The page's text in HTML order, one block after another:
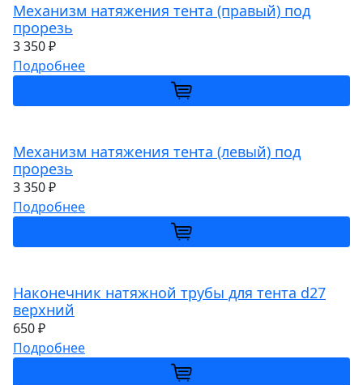
Механизм натяжения тента (правый) под
прорезь
3 350 ₽
Подробнее
Механизм натяжения тента (левый) под
прорезь
3 350 ₽
Подробнее
Наконечник натяжной трубы для тента d27
верхний
650 ₽
Подробнее